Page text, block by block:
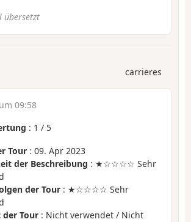
übersetzt
carrieres
09:58
: 1 / 5
Tour : 09. Apr 2023
der Beschreibung : ★☆☆☆☆ Sehr
der Tour : ★☆☆☆☆ Sehr
Tour : Nicht verwendet / Nicht